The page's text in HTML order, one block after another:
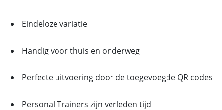
Eindeloze variatie
Handig voor thuis en onderweg
Perfecte uitvoering door de toegevoegde QR codes
Personal Trainers zijn verleden tijd